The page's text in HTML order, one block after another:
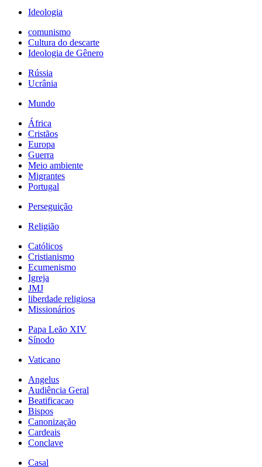
Ideologia
comunismo
Cultura do descarte
Ideologia de Gênero
Rússia
Ucrânia
Mundo
África
Cristãos
Europa
Guerra
Meio ambiente
Migrantes
Portugal
Perseguição
Religião
Católicos
Cristianismo
Ecumenismo
Igreja
JMJ
liberdade religiosa
Missionários
Papa Leão XIV
Sínodo
Vaticano
Angelus
Audiência Geral
Beatificacao
Bispos
Canonização
Cardeais
Conclave
Casal